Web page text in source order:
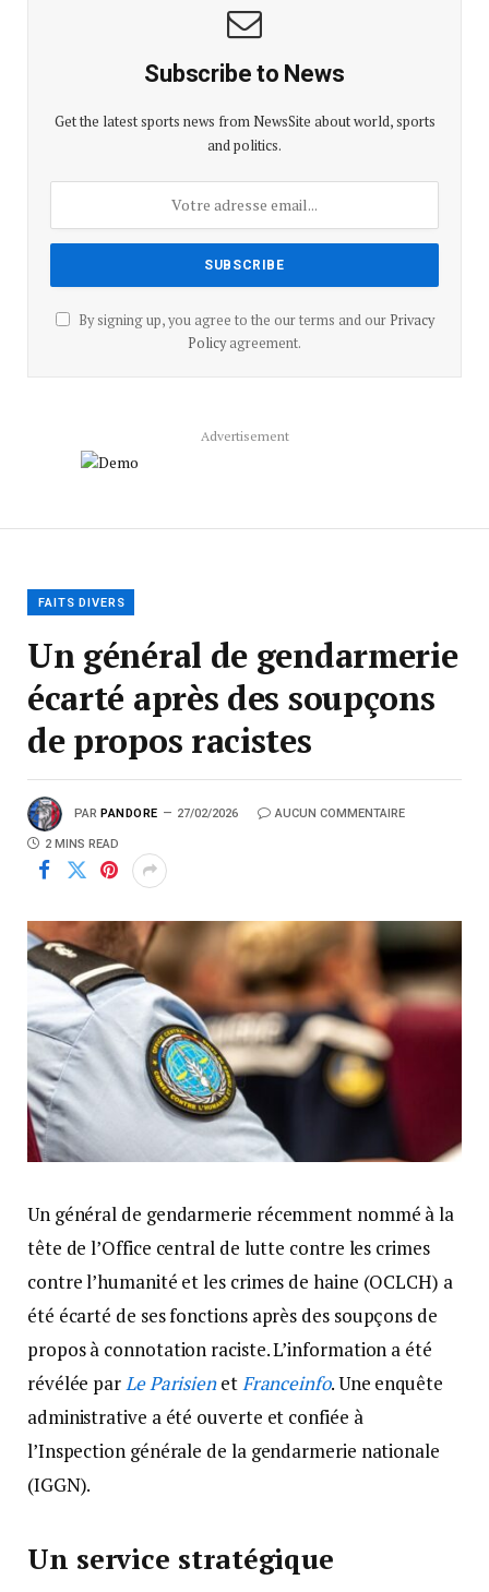
Subscribe to News
Get the latest sports news from NewsSite about world, sports
and politics.
By signing up, you agree to the our terms and our Privacy
Policyagreement.
Advertisement
FAITS DIVERS
Un général de gendarmerie
écarté après des soupçons
de propos racistes
PAR PANDORE 27/02/2026 AUCUN COMMENTAIRE
2 MINS READ
Un général de gendarmerie récemment nommé à la
tête de l’Office central de lutte contre les crimes
contre l’humanité et les crimes de haine (OCLCH) a
été écarté de ses fonctions après des soupçons de
propos à connotation raciste. L’information a été
révélée parLe ParisienetFranceinfo. Une enquête
administrative a été ouverte et confiée à
l’Inspection générale de la gendarmerie nationale
(IGGN).
Un service stratégique